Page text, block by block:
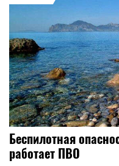
Беспилотная
работает ПВО